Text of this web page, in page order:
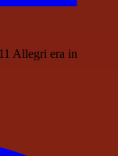
Allegri era in